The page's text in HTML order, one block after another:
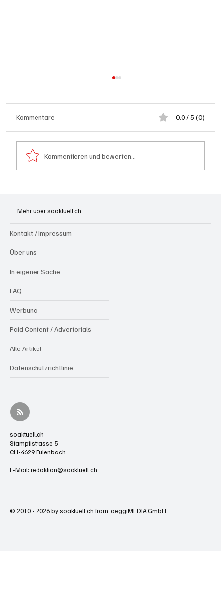
aufrütteln
Kommentare 0.0 / 5 (0)
Kommentieren und bewerten...
Mehr über soaktuell.ch
Kontakt / Impressum
Über uns
In eigener Sache
FAQ
Werbung
Paid Content / Advertorials
Alle Artikel
Datenschutzrichtlinie
soaktuell.ch
Stampfistrasse 5
CH-4629 Fulenbach
E-Mail: redaktion@soaktuell.ch
© 2010 - 2026 by soaktuell.ch from jaeggiMEDIA GmbH